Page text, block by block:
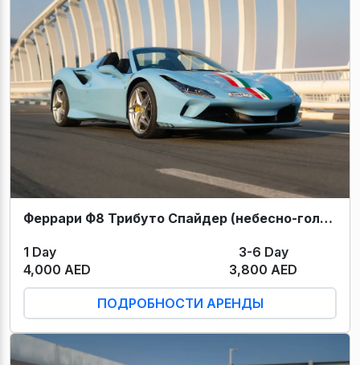
Феррари Ф8 Трибуто Спайдер (небесно-голубой) 2023
1 Day
3-6 Day
4,000 AED
3,800 AED
ПОДРОБНОСТИ АРЕНДЫ